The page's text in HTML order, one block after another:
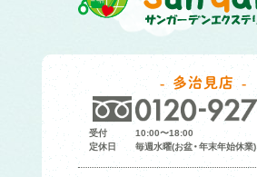
多治見店
受付
10:00〜18:00
定休日
毎週水曜(お盆・年末年始休業)